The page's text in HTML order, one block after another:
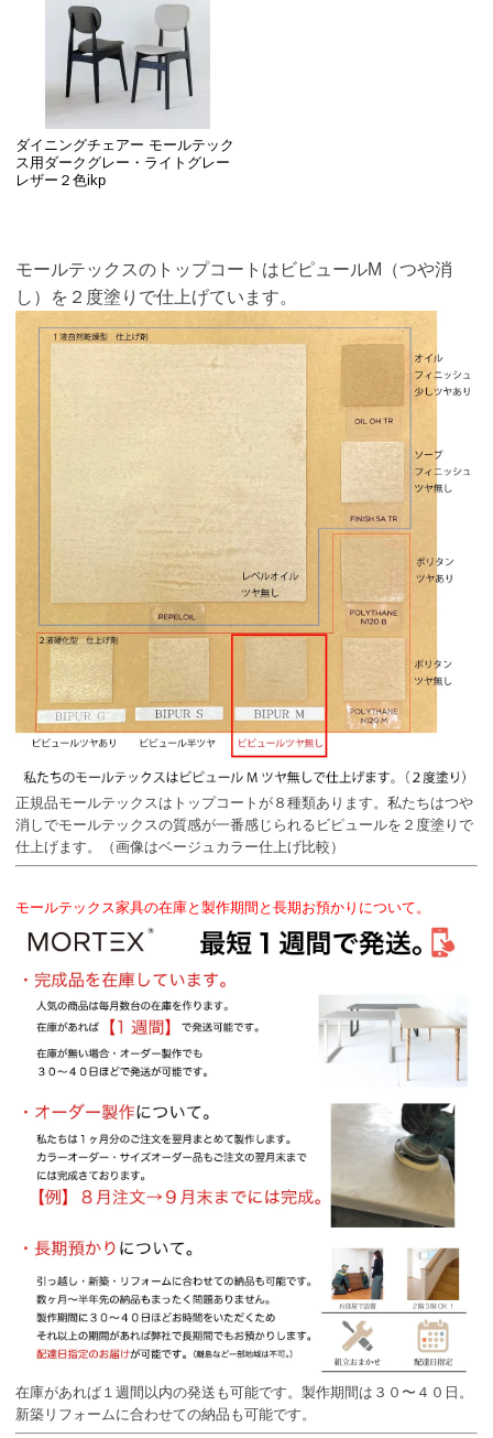
ダイニングチェアー モールテック
ス用ダークグレー・ライトグレー
レザー２色ikp
モールテックスのトップコートはビピュールM（つや消
し）を２度塗りで仕上げています。
正規品モールテックスはトップコートが８種類あります。私たちはつや
消しでモールテックスの質感が一番感じられるビピュールを２度塗りで
仕上げます。（画像はベージュカラー仕上げ比較）
モールテックス家具の在庫と製作期間と長期お預かりについて。
在庫があれば１週間以内の発送も可能です。製作期間は３０〜４０日。
新築リフォームに合わせての納品も可能です。